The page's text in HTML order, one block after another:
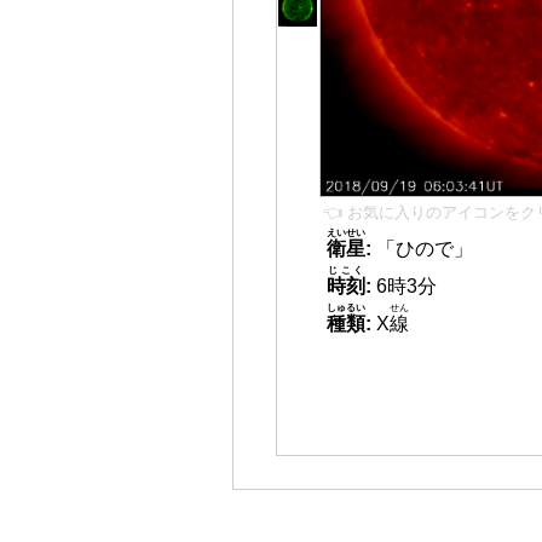
👈 お気に入りのアイコンをク
衛星
えいせい
:
「ひので」
時刻
じこく
: 6時3分
種類
しゅるい
: X線
せん